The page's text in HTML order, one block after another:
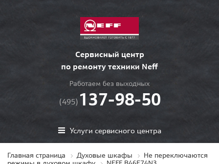
Сервисный центр
по ремонту техники Neff
Работаем без выходных
(495) 137-98-50
Услуги сервисного центра
Главная страница Духовые шкафы
Не переключаются